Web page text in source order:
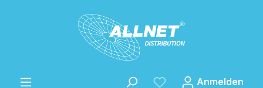
Zum Hauptinhalt springen
Anmelden